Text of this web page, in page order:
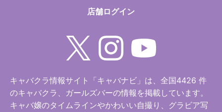
店舗ログイン
キャバクラ情報サイト「キャバナビ」は、全国4426 件
のキャバクラ、ガールズバーの情報を掲載しています。
キャバ嬢のタイムラインやかわいい自撮り、グラビア写